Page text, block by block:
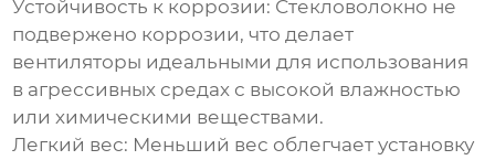
Устойчивость к коррозии: Стекловолокно не
подвержено коррозии, что делает
вентиляторы идеальными для использования
в агрессивных средах с высокой влажностью
или химическими веществами.
Легкий вес: Меньший вес облегчает установку